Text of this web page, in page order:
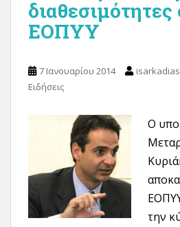
διαθεσιμότητες
ΕΟΠΥΥ
7 Ιανουαρίου 2014 isarkadias
Ειδήσεις
Ο
την